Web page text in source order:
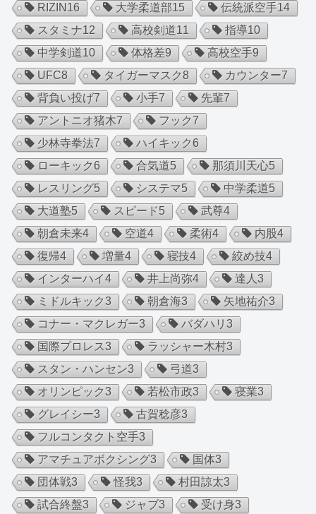
RIZIN 16 大学柔道部15 伝統派空手14
スタミナ12 高校剣道11 指導10
中学剣道10 体格差9 高校空手9
UFC8 タイガーマスク8 カウンター7
背負い投げ7 小手7 先輩7
アントニオ猪木7 フック7
少林寺拳法7 ハイキック6
ローキック6 合気道5 那須川天心5
レスリング5 システマ5 中学柔道5
大道塾5 スピード5 武尊4
朝倉未来4 空道4 柔術4 内股4
復帰4 増量4 寝技4 絞め技4
インターハイ4 井上尚弥4 達人 3
ミドルキック3 朝倉海3 矢地祐介3
コナー・マクレガー3 バダハリ 3
国際プロレス3 ラッシャー木村3
スタン・ハンセン3 弓道3
オリンピック3 若松市政3 寝業3
グレイシー3 古賀稔彦3
フルコンタクト空手3
アマチュアボクシング3 国体3
団体戦3 怪我3 村田諒太3
試合終盤3 ジャブ3 受け身3